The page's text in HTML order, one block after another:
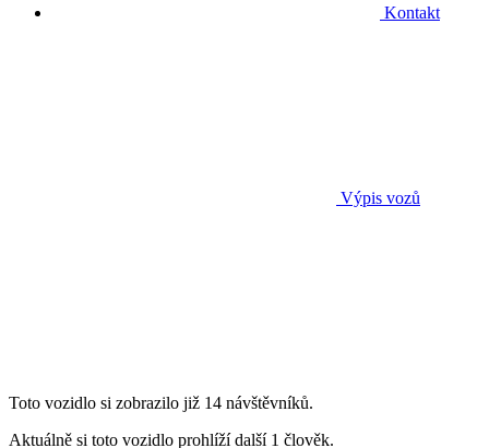
Kontakt
Výpis vozů
Toto vozidlo si zobrazilo již 14 návštěvníků.
Aktuálně si toto vozidlo prohlíží další 1 člověk.